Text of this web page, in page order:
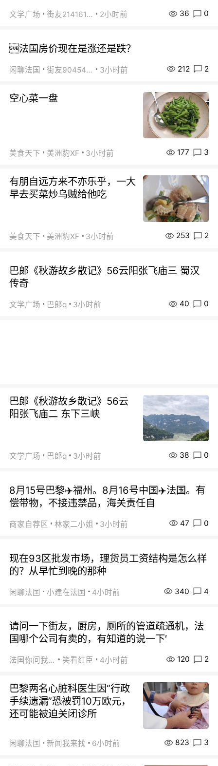
文学广场 街友21416156 2小时前 36 0
法国房价现在是涨还是跌？
闲聊法国 街友90454511 3小时前 212 2
空心菜一盘
美食天下 美洲豹XF 3小时前 177 3
有朋自远方来不亦乐乎，一大
早去买菜炒乌贼给他吃
美食天下 美洲豹XF 3小时前 253 2
巴郞《秋游故乡散记》56云阳张飞庙三 蜀汉
传奇
文学广场 巴郞q 3小时前 40 0
巴郞《秋游故乡散记》56云
阳张飞庙二 东下三峡
文学广场 巴郞q 3小时前 38 0
8月15号巴黎✈️福州。8月16号中国✈️法国。有
偿带物，不接违禁品，海关责任自
商家自荐区 林家二小姐 3小时前 47 0
现在93区批发市场，理货员工资结构是怎么样
的？从早忙到晚的那种
闲聊法国 小建在法国 4小时前 340 4
请问一下街友，厨房，厕所的管道疏通机，法
国哪个公司有卖的，有知道的说一下′
法国你问我答 笑看红臣 4小时前 120 2
巴黎两名心脏科医生因“行政
手续遗漏”恐被罚10万欧元，
还可能被迫关闭诊所
闲聊法国 新闻我来找 6小时前 823 3